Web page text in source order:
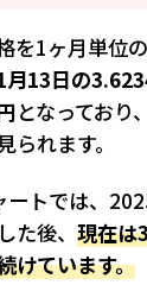
を1ヶ月単位
月13日の
となっており
れます。
ートでは、
た後、 現在は
けています。